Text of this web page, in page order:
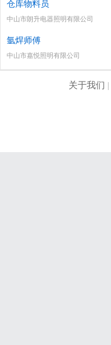
仓库物料员
中山市朗升电器照明有限公司
氩焊师傅
中山市嘉悦照明有限公司
关于我们 |